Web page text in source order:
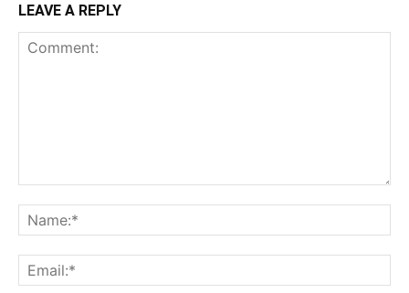
LEAVE A REPLY